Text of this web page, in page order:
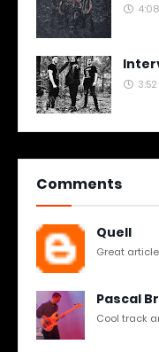
Comments
Quell
Great
Pascal
Cool track